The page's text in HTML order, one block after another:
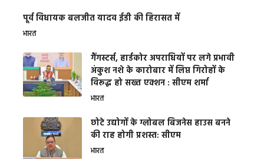
पूर्व विधायक बलजीत यादव ईडी की हिरासत में
भारत
गैंगस्टर्स, हार्डकोर अपराधियों पर लगे प्रभावी
अंकुश नशे के कारोबार में लिप्त गिरोहों के
विरूद्ध हो सख्त एक्शन : सीएम शर्मा
भारत
छोटे उद्योगों के ग्लोबल बिजनेस हाउस बनने
की राह होगी प्रशस्त: सीएम
भारत